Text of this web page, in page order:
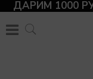
ДАРИМ 1000